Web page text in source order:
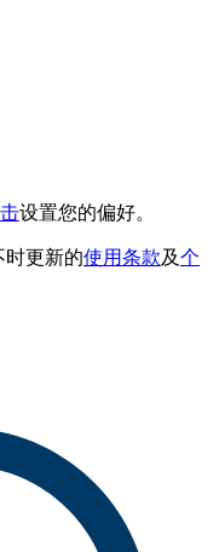
设置您的偏好。
时更新的使用条款及个